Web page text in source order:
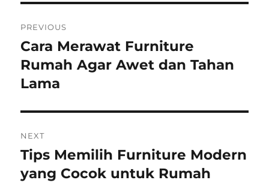
navigation
PREVIOUS
Previous
post:
Cara Merawat Furniture
Rumah Agar Awet dan Tahan
Lama
NEXT
Next
post:
Tips Memilih Furniture Modern
yang Cocok untuk Rumah